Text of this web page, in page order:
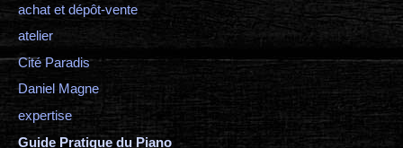
achat et dépôt-vente
atelier
Cité Paradis
Daniel Magne
expertise
Guide Pratique du Piano